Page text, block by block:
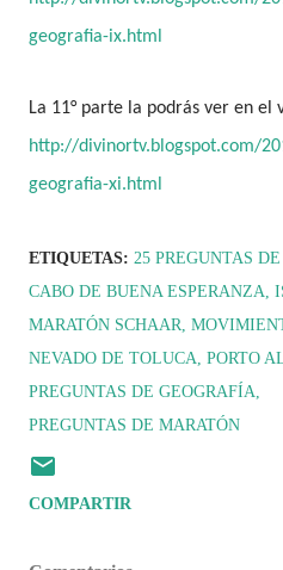
geografia-ix.html
La 11° parte la podrás ver en el
http://divinortv.blogspot.com/
geografia-xi.html
ETIQUETAS: 25 PREGUNTAS
CABO DE BUENA ESPERANZA
MARATÓN SCHAAR
NEVADO DE TOLUCA PORTO
PREGUNTAS DE GEOGRAFÍA
PREGUNTAS DE MARATÓN
COMPARTIR